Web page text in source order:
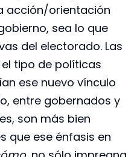
acción/orientación
sea lo que
del electorado. Las
tipo de políticas
ese nuevo vínculo
entre gobernados y
son más bien
que ese énfasis en